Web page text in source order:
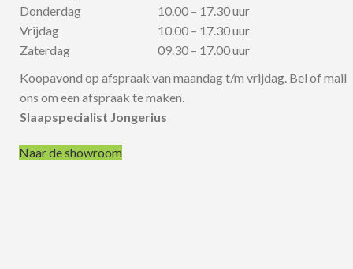
Donderdag
Vrijdag
Zaterdag
10.00 – 17.30 uur
10.00 – 17.30 uur
09.30 – 17.00 uur
Koopavond op afspraak van maandag t/m vrijdag. Bel of mail
ons om een afspraak te maken.
Slaapspecialist Jongerius
Naar de showroom